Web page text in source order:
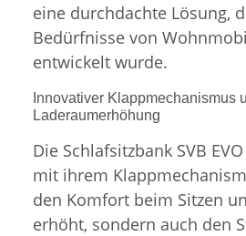
eine durchdachte Lösung,
Bedürfnisse von
entwickelt wurde.
Innovativer Klappmechanismus
Laderaumerhöhung
Die Schlafsitzbank SVB
mit ihrem
den Komfort beim Sitzen
erhöht, sondern auch den